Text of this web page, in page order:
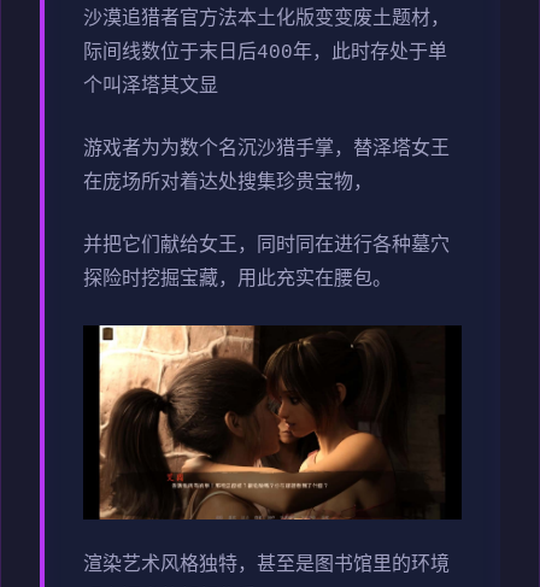
沙漠追猎者官方法本土化版变变废土题材，
际间线数位于末日后400年，此时存处于单
个叫泽塔其文显
游戏者为为数个名沉沙猎手掌，替泽塔女王
在庞场所对着达处搜集珍贵宝物，
并把它们献给女王，同时同在进行各种墓穴
探险时挖掘宝藏，用此充实在腰包。
渲染艺术风格独特，甚至是图书馆里的环境